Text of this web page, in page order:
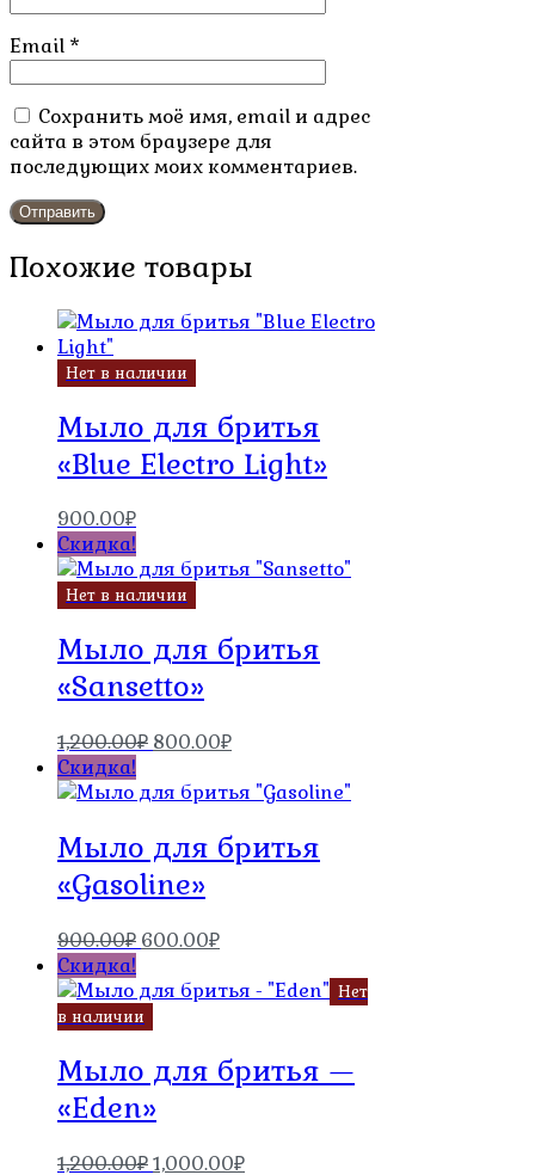
Email *
Сохранить моё имя, email и адрес
сайта в этом браузере для
последующих моих комментариев.
Похожие товары
Нет в наличии
Мыло для бритья
«Blue Electro Light»
900.00₽
Скидка!
Нет в наличии
Мыло для бритья
«Sansetto»
1,200.00₽ Первоначальная
составляла
800.00₽Текущая
800.00₽.
Скидка!
Мыло для бритья
«Gasoline»
900.00₽ Первоначальная
составляла
900.00₽.
600.00₽Текущая
600.00₽.
Скидка!
Нет
в наличии
Мыло для бритья —
«Eden»
1,200.00₽Первоначальная
1,000.00₽Текущая